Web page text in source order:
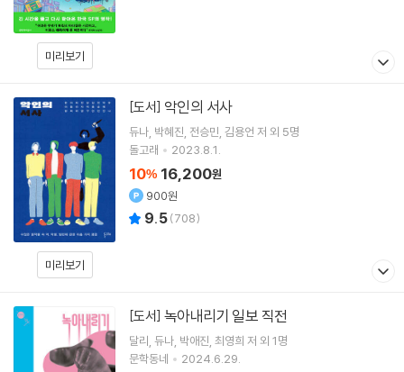
미리보기
미리보기
[도서] 악인의 서사
듀나 박혜진 전승민 김용언 저 외 5명
돌고래
2023.8.1.
10% 16,200원
900원
9.5(708)
[도서] 녹아내리기 일보 직전
달리 듀나 박애진 최영희 저 외 1명
문학동네
2024.6.29.